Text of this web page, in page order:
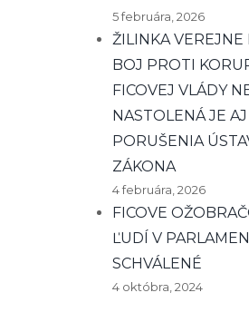
5 februára, 2026
ŽILINKA VEREJNE
BOJ PROTI
FICOVEJ VLÁDY
NASTOLENÁ JE
PORUŠENIA
ZÁKONA
4 februára, 2026
FICOVE
ĽUDÍ V
SCHVÁLENÉ
4 októbra, 2024